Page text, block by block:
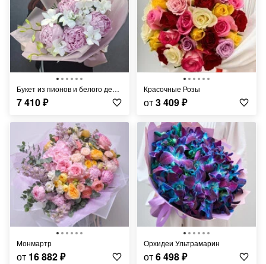
Букет из пионов и белого дендробиума "Шепот нежности"
7 410₽
Красочные Розы
от3 409₽
Монмартр
от 16 882₽
Орхидеи Ультрамарин
от6 498₽